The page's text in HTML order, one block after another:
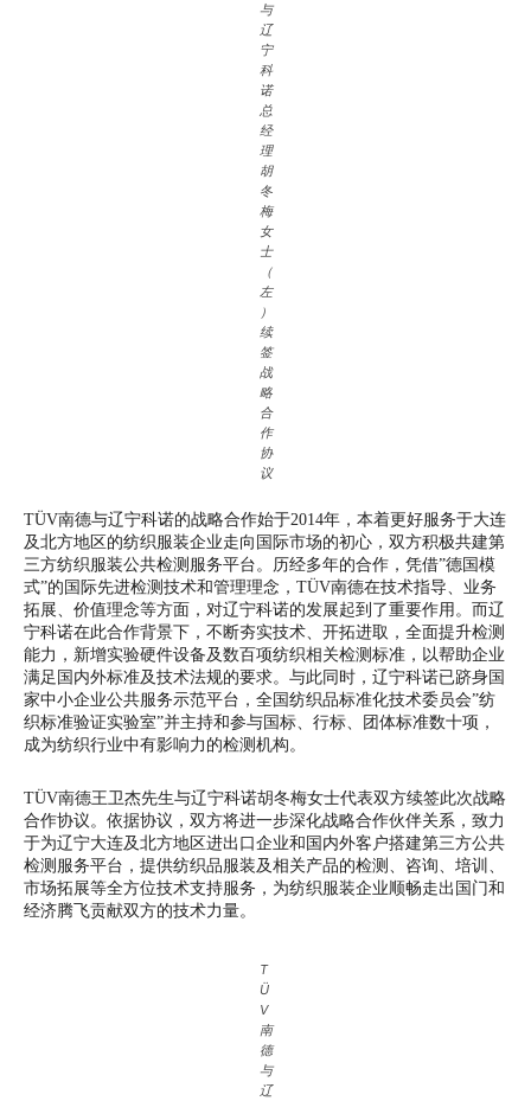
与
辽
宁
科
诺
总
经
理
胡
冬
梅
女
士
（
左
）
续
签
战
略
合
作
协
议
TÜV南德与辽宁科诺的战略合作始于2014年，本着更好服务于大连
及北方地区的纺织服装企业走向国际市场的初心，双方积极共建第
三方纺织服装公共检测服务平台。历经多年的合作，凭借”德国模
式”的国际先进检测技术和管理理念，TÜV南德在技术指导、业务
拓展、价值理念等方面，对辽宁科诺的发展起到了重要作用。而辽
宁科诺在此合作背景下，不断夯实技术、开拓进取，全面提升检测
能力，新增实验硬件设备及数百项纺织相关检测标准，以帮助企业
满足国内外标准及技术法规的要求。与此同时，辽宁科诺已跻身国
家中小企业公共服务示范平台，全国纺织品标准化技术委员会”纺
织标准验证实验室”并主持和参与国标、行标、团体标准数十项，
成为纺织行业中有影响力的检测机构。
TÜV南德王卫杰先生与辽宁科诺胡冬梅女士代表双方续签此次战略
合作协议。依据协议，双方将进一步深化战略合作伙伴关系，致力
于为辽宁大连及北方地区进出口企业和国内外客户搭建第三方公共
检测服务平台，提供纺织品服装及相关产品的检测、咨询、培训、
市场拓展等全方位技术支持服务，为纺织服装企业顺畅走出国门和
经济腾飞贡献双方的技术力量。
T
Ü
V
南
德
与
辽